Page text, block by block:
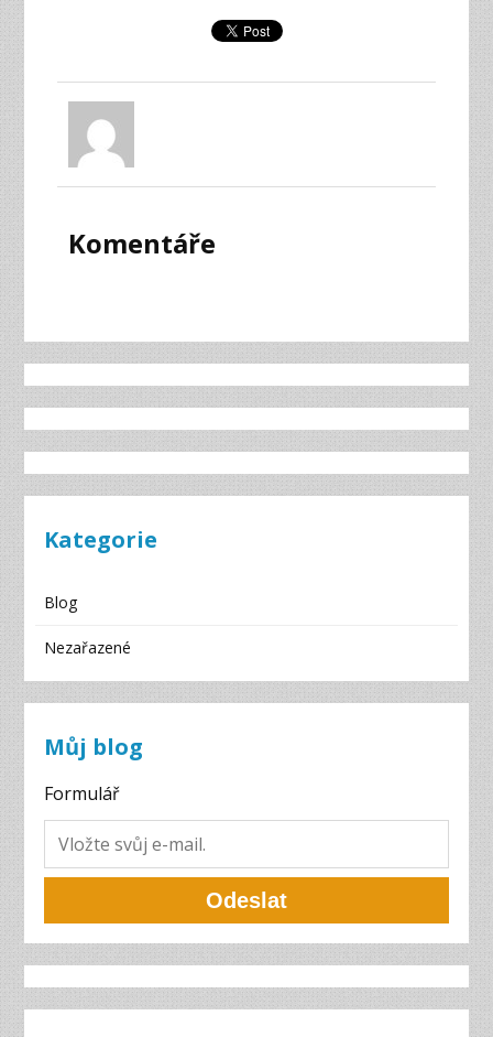
Komentáře
Kategorie
Blog
Nezařazené
Můj blog
Formulář
Odeslat